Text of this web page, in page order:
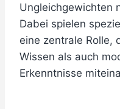
Ungleichgewichten
Dabei spielen
eine zentrale Rolle,
Wissen als auch
Erkenntnisse